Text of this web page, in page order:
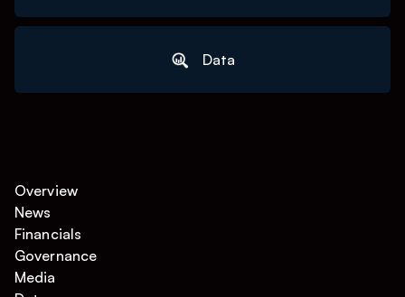
Data
Overview
News
Financials
Governance
Media